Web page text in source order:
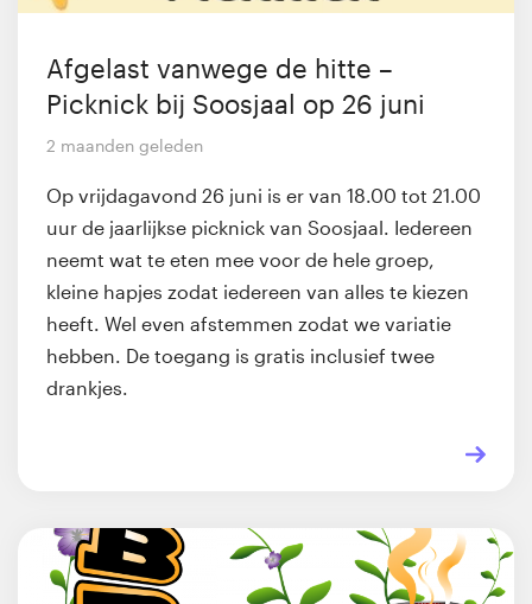
Afgelast vanwege de hitte –
Picknick bij Soosjaal op 26 juni
2 maanden geleden
Op vrijdagavond 26 juni is er van 18.00 tot 21.00
uur de jaarlijkse picknick van Soosjaal. Iedereen
neemt wat te eten mee voor de hele groep,
kleine hapjes zodat iedereen van alles te kiezen
heeft. Wel even afstemmen zodat we variatie
hebben. De toegang is gratis inclusief twee
drankjes.